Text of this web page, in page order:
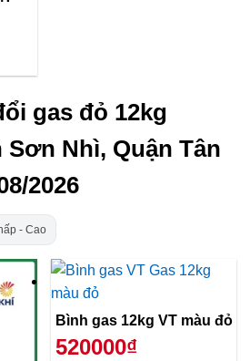
gas đỏ 12kg
Nhì, Quận Tân
2026
- Cao
Bình gas 12kg VT màu đỏ
520000₫